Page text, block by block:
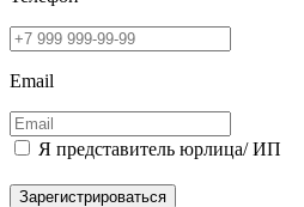
Email
Я представитель юрлица/ ИП
Зарегистрироваться